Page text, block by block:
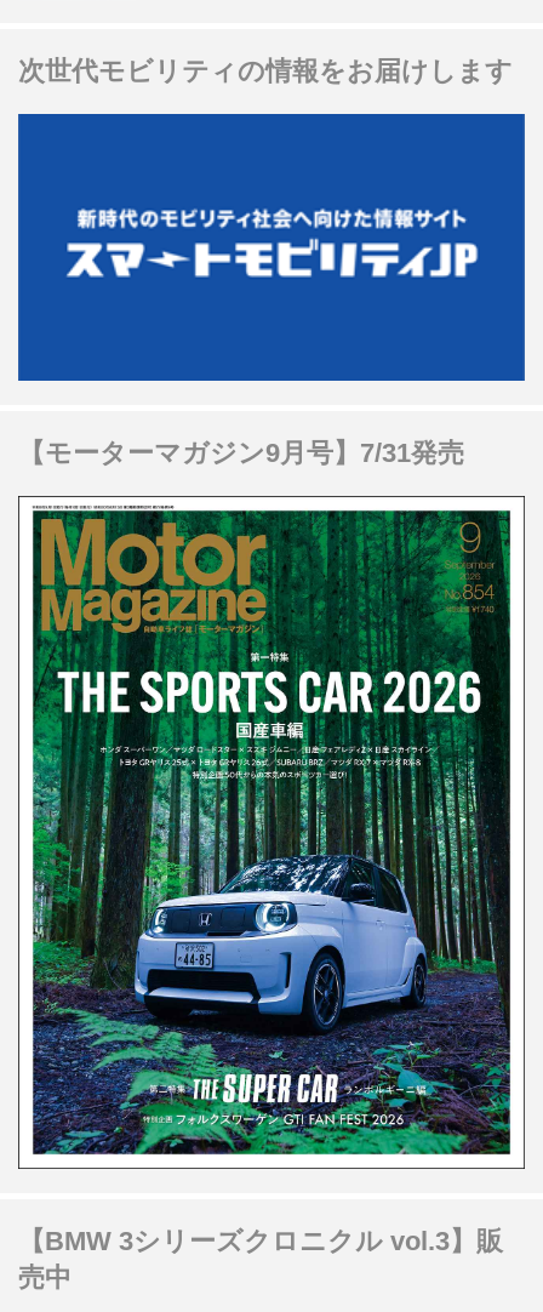
次世代モビリティの情報をお届けします
【モーターマガジン9月号】7/31発売
【BMW 3シリーズクロニクル vol.3】販
売中